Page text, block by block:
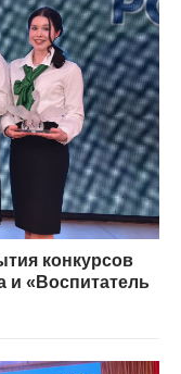
конкурсов
и «Воспитатель